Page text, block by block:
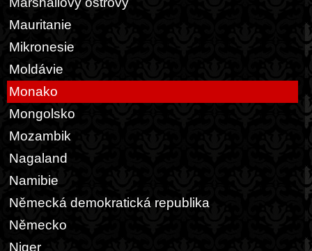
Mauritanie
Mikronesie
Moldávie
Monako
Mongolsko
Mozambik
Nagaland
Namibie
Německá demokratická republika
Německo
Niger